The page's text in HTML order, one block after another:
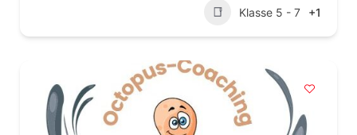
Klasse 5 - 7 +1